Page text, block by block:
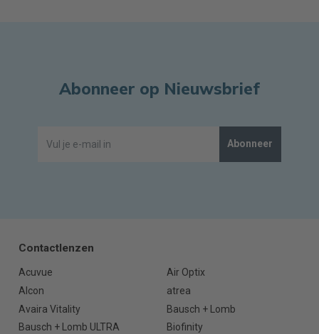
Abonneer op Nieuwsbrief
Abonneer
Contactlenzen
Acuvue
Air Optix
Alcon
atrea
Avaira Vitality
Bausch + Lomb
Bausch + Lomb ULTRA
Biofinity